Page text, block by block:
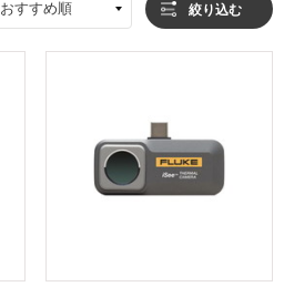
おすすめ順 絞り込む